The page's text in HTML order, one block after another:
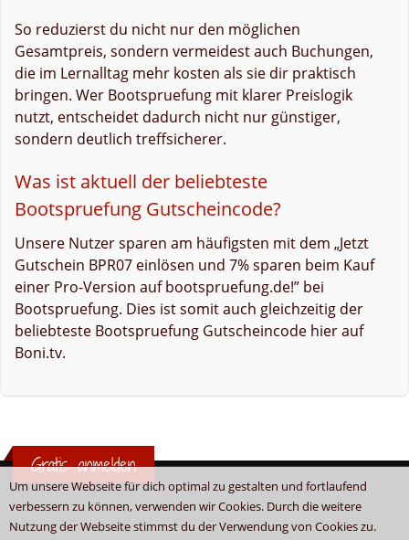
Um unsere Webseite für dich optimal zu gestalten und fortlaufend
verbessern zu können, verwenden wir Cookies. Durch die weitere
Nutzung der Webseite stimmst du der Verwendung von Cookies zu.
So reduzierst du nicht nur den möglichen
Gesamtpreis, sondern vermeidest auch Buchungen,
die im Lernalltag mehr kosten als sie dir praktisch
bringen. Wer Bootspruefung mit klarer Preislogik
nutzt, entscheidet dadurch nicht nur günstiger,
sondern deutlich treffsicherer.
Was ist aktuell der beliebteste
Bootspruefung Gutscheincode?
Unsere Nutzer sparen am häufigsten mit dem „Jetzt
Gutschein BPR07 einlösen und 7% sparen beim Kauf
einer Pro-Version auf bootspruefung.de!” bei
Bootspruefung. Dies ist somit auch gleichzeitig der
beliebteste Bootspruefung Gutscheincode hier auf
Boni.tv.
Gratis anmelden